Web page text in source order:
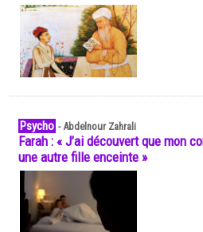
Psycho -Abdelnour Zahrali
Farah : « J’ai découvert que mon
une autre fille enceinte »